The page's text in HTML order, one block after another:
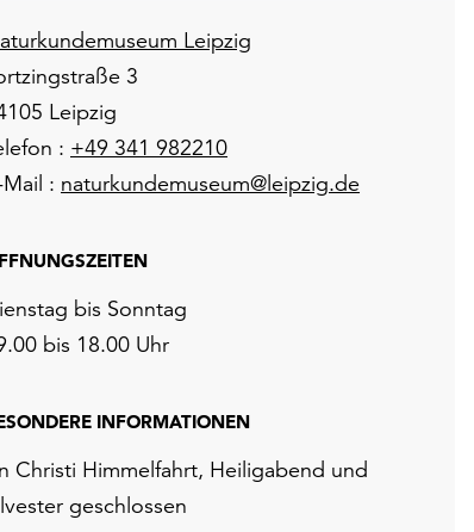
Leipzig
3
Leipzig
: +49 341 982210
Mail : naturkundemuseum@leipzig.de
bis Sonntag
bis 18.00 Uhr
INFORMATIONEN
Christi Himmelfahrt, Heiligabend und
geschlossen